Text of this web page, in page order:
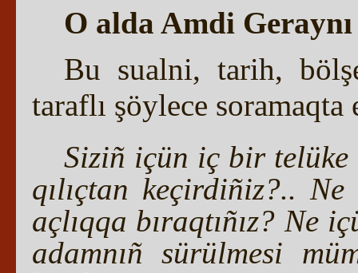
O alda Amdi
Bu sualni, tarih,
taraflı şöylece soramaqta
Siziñ içün iç bir telüke
qılıçtan keçirdiñiz?..
açlıqqa bıraqtıñız? Ne
adamnıñ sürülmesi